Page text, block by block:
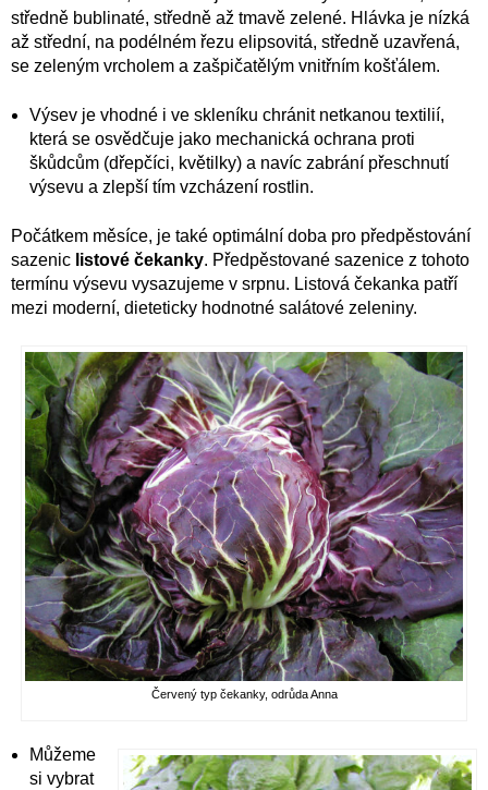
středně bublinaté, středně až tmavě zelené. Hlávka je nízká
až střední, na podélném řezu elipsovitá, středně uzavřená,
se zeleným vrcholem a zašpičatělým vnitřním košťálem.
Výsev je vhodné i ve skleníku chránit netkanou textilií,
která se osvědčuje jako mechanická ochrana proti
škůdcům (dřepčíci, květilky) a navíc zabrání přeschnutí
výsevu a zlepší tím vzcházení rostlin.
Počátkem měsíce, je také optimální doba pro předpěstování
sazenic listové čekanky. Předpěstované sazenice z tohoto
termínu výsevu vysazujeme v srpnu. Listová čekanka patří
mezi moderní, dieteticky hodnotné salátové zeleniny.
Červený typ čekanky, odrůda Anna
Můžeme
si vybrat